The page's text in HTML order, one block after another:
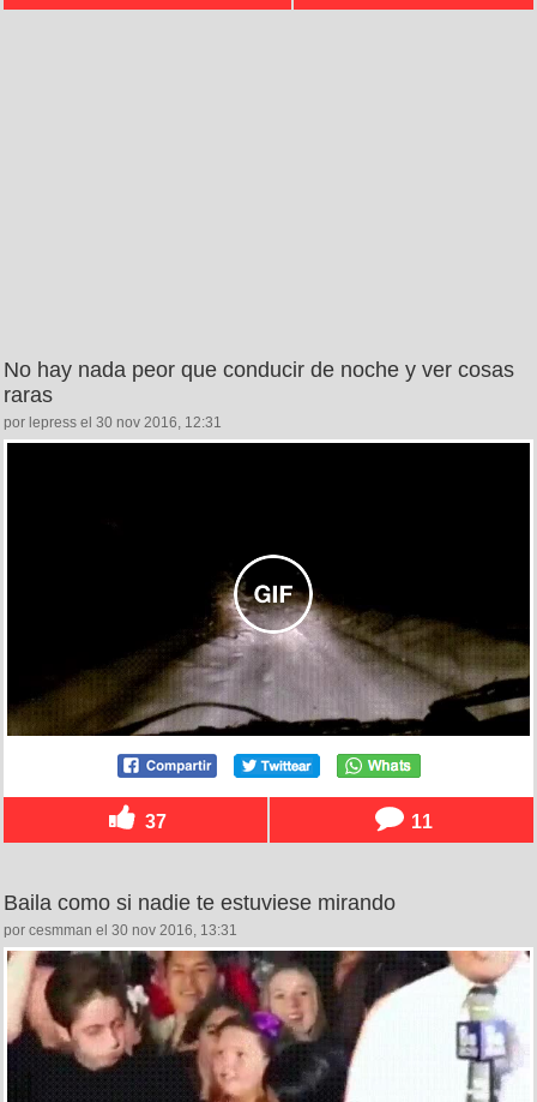
No hay nada peor que conducir de noche y ver cosas
raras
por lepress el 30 nov 2016, 12:31
37 11
Baila como si nadie te estuviese mirando
por cesmman el 30 nov 2016, 13:31